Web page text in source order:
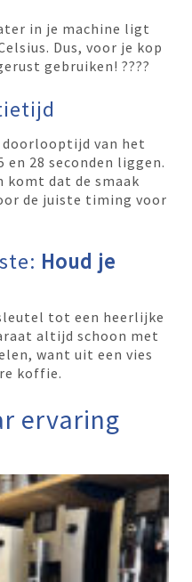
in je machine ligt
Dus, voor je kop
gebruiken! ????
van het
28 seconden liggen.
dat de smaak
de juiste timing voor
Houd je
tot een heerlijke
altijd schoon met
want uit een vies
koffie.
ervaring